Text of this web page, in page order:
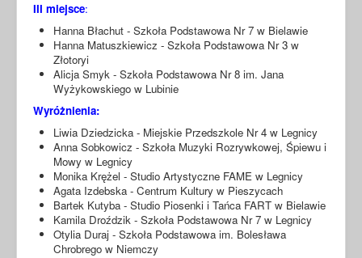
III miejsce:
Hanna Błachut - Szkoła Podstawowa Nr 7 w Bielawie
Hanna Matuszkiewicz - Szkoła Podstawowa Nr 3 w
Złotoryi
Alicja Smyk - Szkoła Podstawowa Nr 8 im. Jana
Wyżykowskiego w Lubinie
Wyróżnienia:
Liwia Dziedzicka - Miejskie Przedszkole Nr 4 w Legnicy
Anna Sobkowicz - Szkoła Muzyki Rozrywkowej, Śpiewu i
Mowy w Legnicy
Monika Krężel - Studio Artystyczne FAME w Legnicy
Agata Izdebska - Centrum Kultury w Pieszycach
Bartek Kutyba - Studio Piosenki i Tańca FART w Bielawie
Kamila Droździk - Szkoła Podstawowa Nr 7 w Legnicy
Otylia Duraj - Szkoła Podstawowa im. Bolesława
Chrobrego w Niemczy